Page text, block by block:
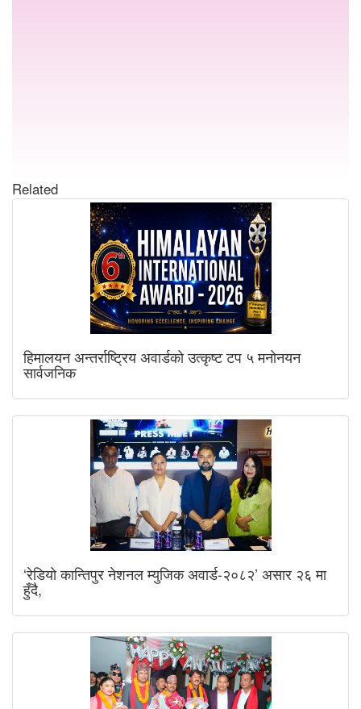
Related
हिमालयन अन्तर्राष्ट्रिय अवार्डको उत्कृष्ट टप ५ मनोनयन
सार्वजनिक
‘रेडियो कान्तिपुर नेशनल म्युजिक अवार्ड-२०८२’ असार २६ मा
हुँदै,